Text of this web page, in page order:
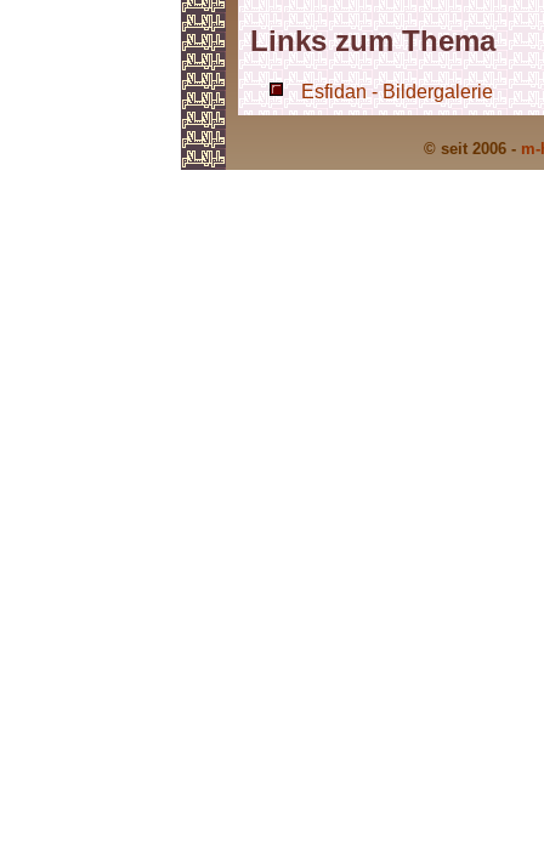
Links zum Thema
Esfidan - Bildergalerie
© seit 2006 -